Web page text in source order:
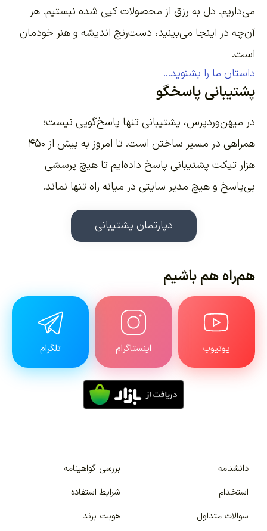
می‌داریم. دل به رزق از محصولات کپی شده نبستیم. هر
آن‌چه در اینجا می‌بینید، دست‌رنج اندیشه و هنر خودمان
است.
داستان ما را بشنوید...
پشتیبانی پاسخگو
در میهن‌وردپرس، پشتیبانی تنها پاسخ‌گویی نیست؛
همراهی در مسیر ساختن است. تا امروز به بیش از ۴۵۰
هزار تیکت پشتیبانی پاسخ داده‌ایم تا هیچ پرسشی
بی‌پاسخ و هیچ مدیر سایتی در میانه راه تنها نماند.
دپارتمان پشتیبانی
هم‌راه هم باشیم
یوتیوب اینستاگرام تلگرام
دانشنامه
بررسی گواهینامه
استخدام
شرایط استفاده
سوالات متداول
هویت برند